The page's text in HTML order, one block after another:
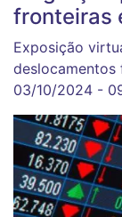
fronteiras
Exposição
03/10/2024 -